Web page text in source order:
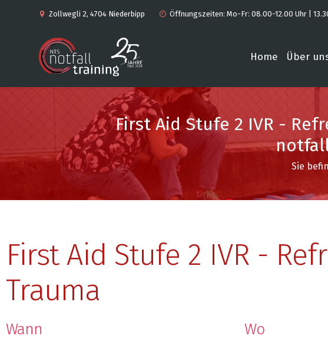
Zollwegli 2, 4704 Niederbipp Öffnungszeiten: Mo-Fr: 08.00-12.00 Uhr |
Home Über
First Aid Stufe 2 IVR -
Sie
First Aid Stufe 2 IVR -
Trauma
Wann Wo